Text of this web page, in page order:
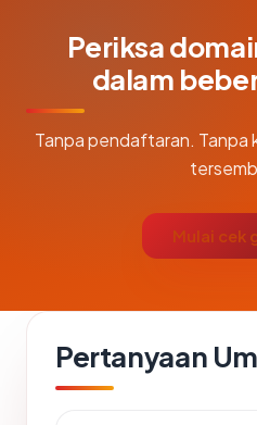
Periksa
dalam
Tanpa pendaftaran. Tanpa
Mulai cek
Pertanyaan